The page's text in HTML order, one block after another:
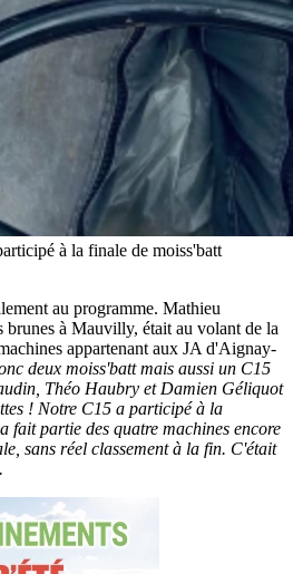
à la finale de moiss'batt
au programme. Mathieu
brunes à Mauvilly, était au volant de la
appartenant aux JA d'Aignay-
deux moiss'batt mais aussi un C15
Théo Haubry et Damien Géliquot
! Notre C15 a participé à la
fait partie des quatre machines encore
sans réel classement à la fin. C'était